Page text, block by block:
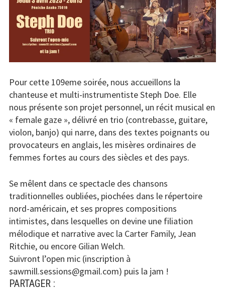
Liens
Contact /
Pour cette 109eme soirée, nous accueillons la
chanteuse et multi-instrumentiste Steph Doe. Elle
nous présente son projet personnel, un récit musical en
« female gaze », délivré en trio (contrebasse, guitare,
violon, banjo) qui narre, dans des textes poignants ou
provocateurs en anglais, les misères ordinaires de
femmes fortes au cours des siècles et des pays.
Se mêlent dans ce spectacle des chansons
traditionnelles oubliées, piochées dans le répertoire
nord-américain, et ses propres compositions
intimistes, dans lesquelles on devine une filiation
mélodique et narrative avec la Carter Family, Jean
Ritchie, ou encore Gilian Welch.
Suivront l’open mic (inscription à
sawmill.sessions@gmail.com) puis la jam !
PARTAGER :